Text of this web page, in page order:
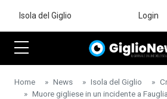
Isola del Giglio Login
Home News Isola del Giglio
Muore gigliese in un incidente a Fauglia